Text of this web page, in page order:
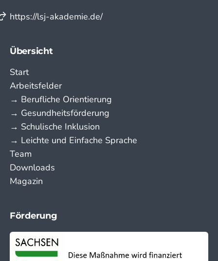
https://lsj-akademie.de/
Übersicht
Start
Arbeitsfelder
→ Berufliche Orientierung
→ Gesundheitsförderung
→ Schulische Inklusion
→ Leichte und Einfache Sprache
Team
Downloads
Magazin
Förderung